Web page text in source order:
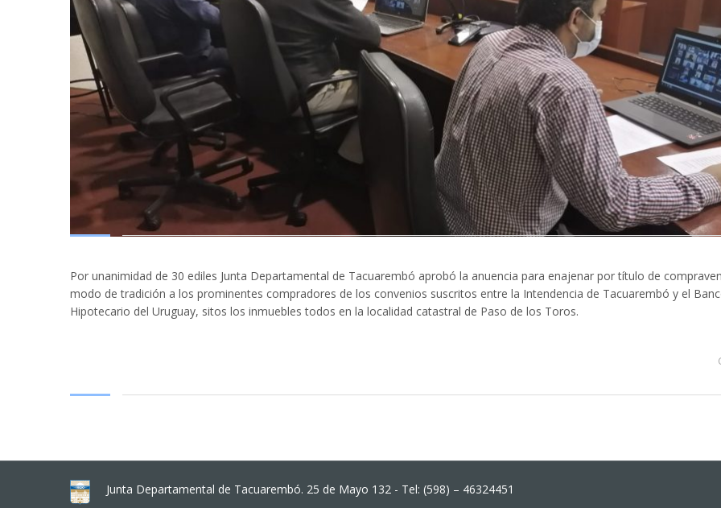
Por unanimidad de 30 ediles Junta Departamental de Tacuarembó aprobó la anuencia para enajenar por título de
modo de tradición a los prominentes compradores de los convenios suscritos entre la Intendencia de Tacuarembó y el
Hipotecario del Uruguay, sitos los inmuebles todos en la localidad catastral de Paso de los Toros.
Junta Departamental de Tacuarembó. 25 de Mayo 132 - Tel: (598) – 46324451